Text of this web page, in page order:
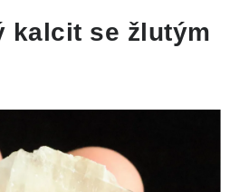
kalcit se žlutým